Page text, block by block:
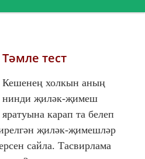
Тәмле тест
Кешенең холкын аның
нинди җиләк-җимеш
яратуына карап та белеп
җиләк-җимешләр
сайла. Тасвирлама